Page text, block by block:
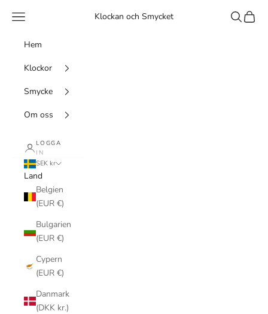
Klockan och Smycket
Meny Sök
Hem
Klockor
Smycke
Om oss
LOGGA
IN
SEK kr
Land
Belgien
(EUR €)
Bulgarien
(EUR €)
Cypern
(EUR €)
Danmark
(DKK kr.)